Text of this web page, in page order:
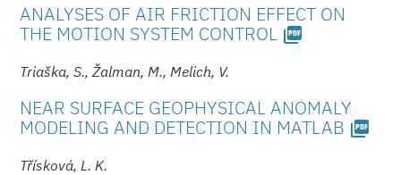
ANALYSES OF AIR FRICTION EFFECT ON
THE MOTION SYSTEM CONTROL picture_as_pdf
Triaška, S., Žalman, M., Melich, V.
NEAR SURFACE GEOPHYSICAL ANOMALY
MODELING AND DETECTION IN MATLAB picture_as_pdf
Třísková, L. K.